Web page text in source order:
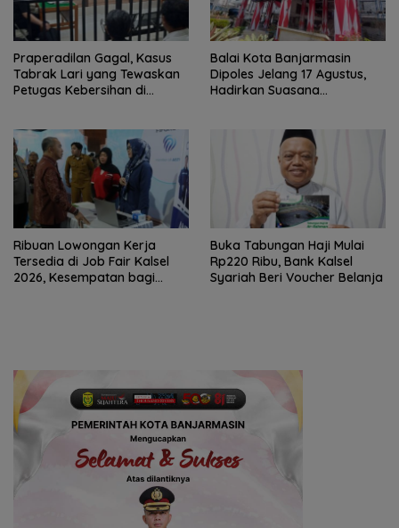
Praperadilan Gagal, Kasus
Tabrak Lari yang Tewaskan
Petugas Kebersihan di
Balai Kota Banjarmasin
Dipoles Jelang 17 Agustus,
Hadirkan Suasana
Ribuan Lowongan Kerja
Tersedia di Job Fair Kalsel
2026, Kesempatan bagi
Buka Tabungan Haji Mulai
Rp220 Ribu, Bank Kalsel
Syariah Beri Voucher Belanja